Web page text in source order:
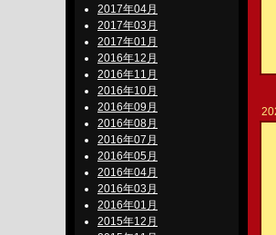
2017年04月
2017年03月
2017年01月
2016年12月
2016年11月
2016年10月
2016年09月
2016年08月
2016年07月
2016年05月
2016年04月
2016年03月
2016年01月
2015年12月